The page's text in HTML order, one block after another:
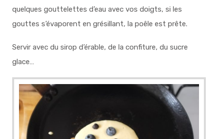
quelques gouttelettes d’eau avec vos doigts, si les
gouttes s’évaporent en grésillant, la poêle est prête.
Servir avec du sirop d’érable, de la confiture, du sucre
glace…